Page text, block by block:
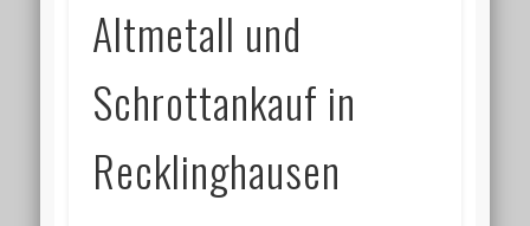
Altmetall und
Schrottankauf in
Recklinghausen